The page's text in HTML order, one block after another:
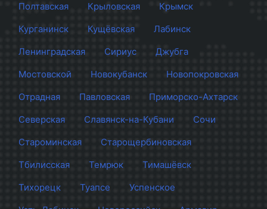
Полтавская
Крыловская
Крымск
Курганинск
Кущёвская
Лабинск
Ленинградская
Сириус
Джубга
Мостовской
Новокубанск
Новопокровская
Отрадная
Павловская
Приморско-Ахтарск
Северская
Славянск-на-Кубани
Сочи
Староминская
Старощербиновская
Тбилисская
Темрюк
Тимашёвск
Тихорецк
Туапсе
Успенское